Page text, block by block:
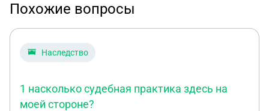
Похожие вопросы
Наследство
1 насколько судебная практика здесь на
моей стороне?